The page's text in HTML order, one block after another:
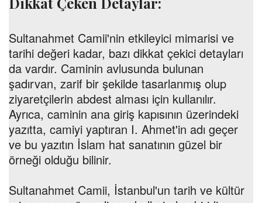
Sultanahmet Camii'nin etkileyici mimarisi ve
tarihi değeri kadar, bazı dikkat çekici detayları
da vardır. Caminin avlusunda bulunan
şadırvan, zarif bir şekilde tasarlanmış olup
ziyaretçilerin abdest alması için kullanılır.
Ayrıca, caminin ana giriş kapısının üzerindeki
yazıtta, camiyi yaptıran I. Ahmet'in adı geçer
ve bu yazıtın İslam hat sanatının güzel bir
örneği olduğu bilinir.
Sultanahmet Camii, İstanbul'un tarih ve kültür